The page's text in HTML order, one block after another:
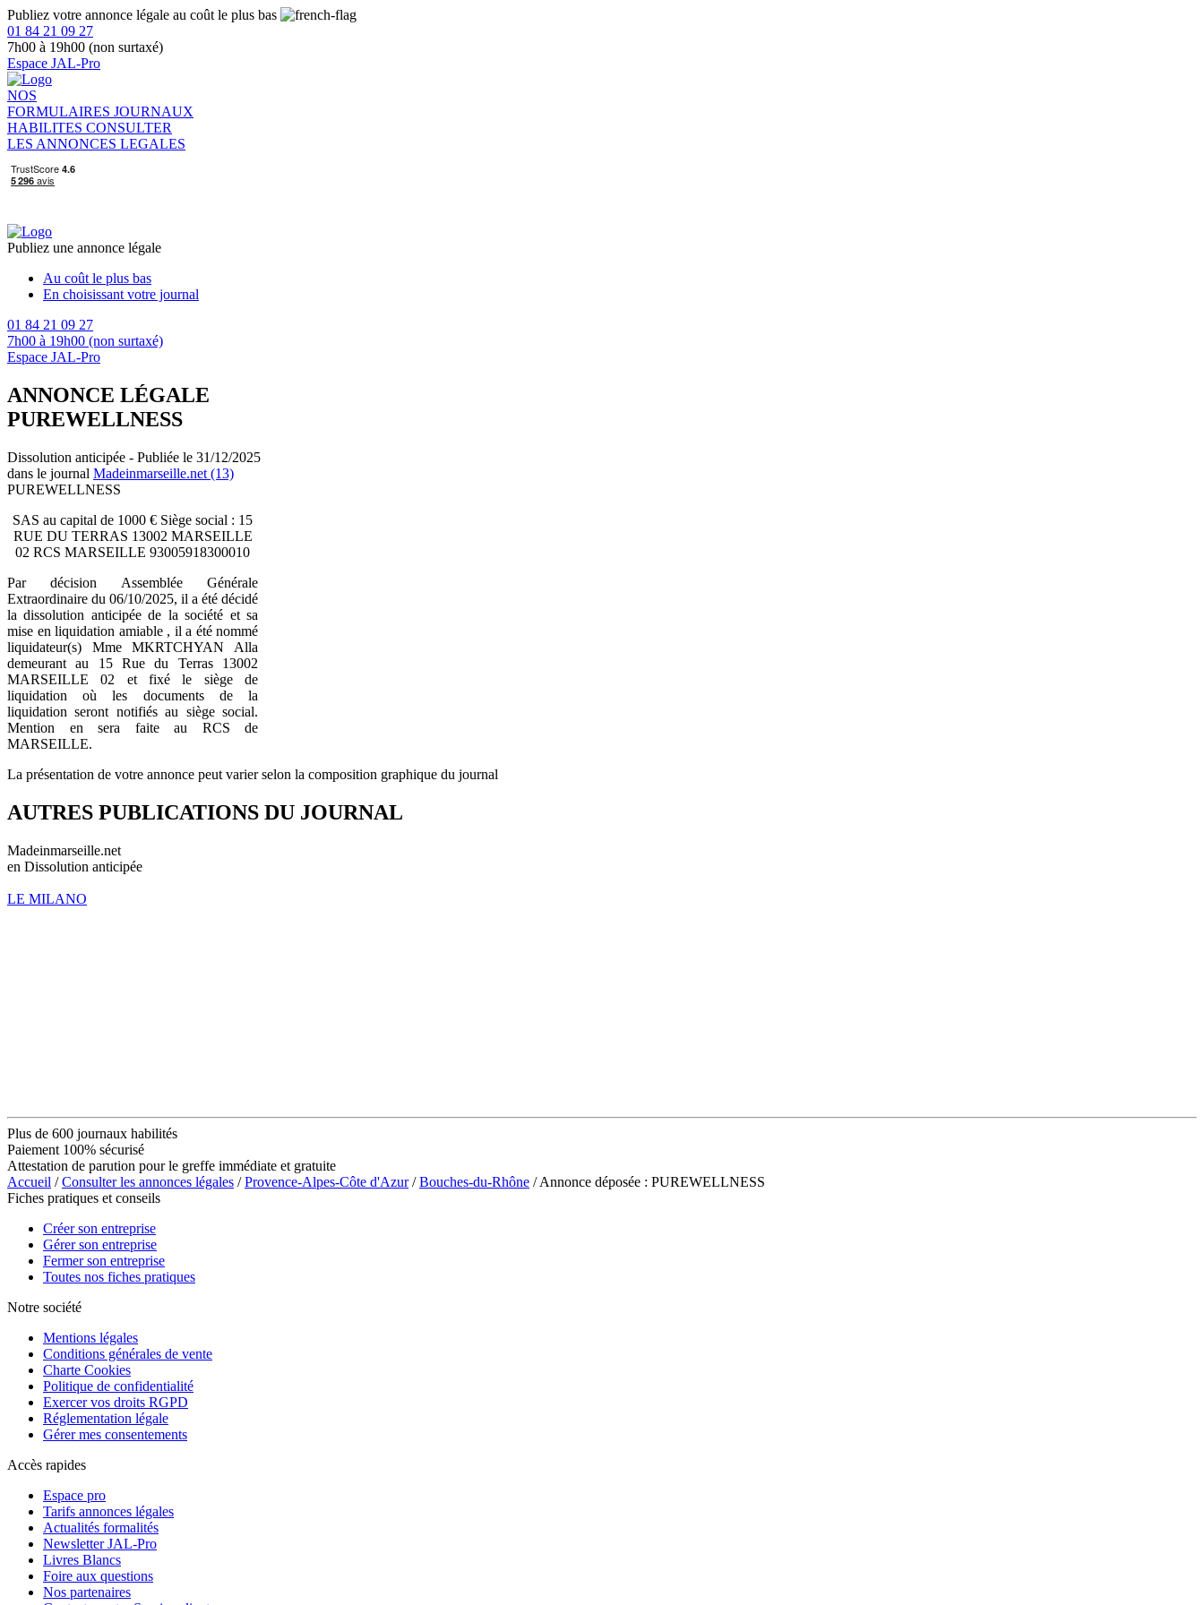
Publiez votre annonce légale au coût le plus bas
01 84 21 09 27
7h00 à 19h00 (non surtaxé)
Espace JAL-Pro
NOS
FORMULAIRES JOURNAUX
HABILITES CONSULTER
LES ANNONCES LEGALES
Publiez une annonce légale
Au coût le plus bas
En choisissant votre journal
01 84 21 09 27
7h00 à 19h00 (non surtaxé)
Espace JAL-Pro
ANNONCE LÉGALE
PUREWELLNESS
Dissolution anticipée - Publiée le 31/12/2025
dans le journal Madeinmarseille.net (13)
PUREWELLNESS
SAS au capital de 1000 € Siège social : 15
RUE DU TERRAS 13002 MARSEILLE
02 RCS MARSEILLE 93005918300010
Par décision Assemblée Générale
Extraordinaire du 06/10/2025, il a été décidé
la dissolution anticipée de la société et sa
mise en liquidation amiable , il a été nommé
liquidateur(s) Mme MKRTCHYAN Alla
demeurant au 15 Rue du Terras 13002
MARSEILLE 02 et fixé le siège de
liquidation où les documents de la
liquidation seront notifiés au siège social.
Mention en sera faite au RCS de
MARSEILLE.
La présentation de votre annonce peut varier selon la composition graphique du journal
AUTRES PUBLICATIONS DU JOURNAL
Madeinmarseille.net
en Dissolution anticipée
LE MILANO
Plus de 600 journaux habilités
Paiement 100% sécurisé
Attestation de parution pour le greffe immédiate et gratuite
Accueil /Consulter les annonces légales /Provence-Alpes-Côte d'Azur/Bouches-du-Rhône / Annonce déposée : PUREWELLNESS
Fiches pratiques et conseils
Créer son entreprise
Gérer son entreprise
Fermer son entreprise
Toutes nos fiches pratiques
Notre société
Mentions légales
Conditions générales de vente
Charte Cookies
Politique de confidentialité
Exercer vos droits RGPD
Réglementation légale
Gérer mes consentements
Accès rapides
Espace pro
Tarifs annonces légales
Actualités formalités
Newsletter JAL-Pro
Livres Blancs
Foire aux questions
Nos partenaires